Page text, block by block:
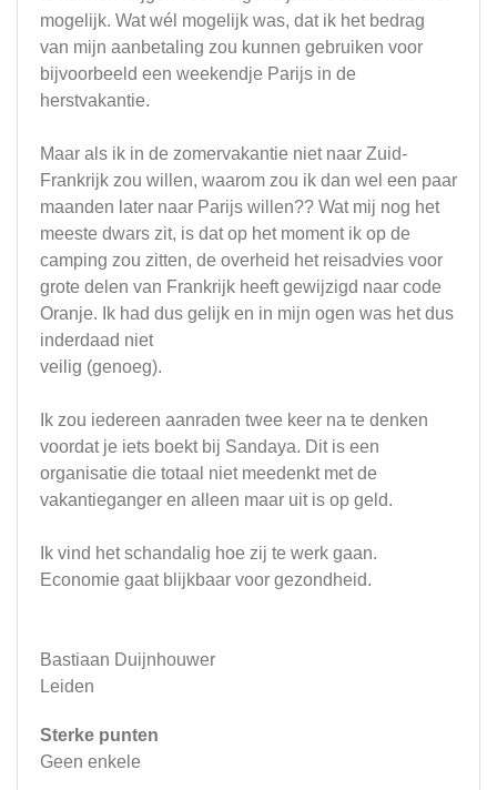
mogelijk. Wat wél mogelijk was, dat ik het bedrag
van mijn aanbetaling zou kunnen gebruiken voor
bijvoorbeeld een weekendje Parijs in de
herstvakantie.
Maar als ik in de zomervakantie niet naar Zuid-
Frankrijk zou willen, waarom zou ik dan wel een paar
maanden later naar Parijs willen?? Wat mij nog het
meeste dwars zit, is dat op het moment ik op de
camping zou zitten, de overheid het reisadvies voor
grote delen van Frankrijk heeft gewijzigd naar code
Oranje. Ik had dus gelijk en in mijn ogen was het dus
inderdaad niet
veilig (genoeg).
Ik zou iedereen aanraden twee keer na te denken
voordat je iets boekt bij Sandaya. Dit is een
organisatie die totaal niet meedenkt met de
vakantieganger en alleen maar uit is op geld.
Ik vind het schandalig hoe zij te werk gaan.
Economie gaat blijkbaar voor gezondheid.
Bastiaan Duijnhouwer
Leiden
Sterke punten
Geen enkele